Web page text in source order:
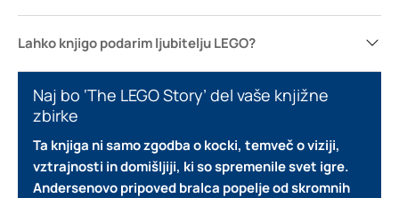
Lahko knjigo podarim ljubitelju LEGO?
Naj bo ‘The LEGO Story’ del vaše knjižne
zbirke
Ta knjiga ni samo zgodba o kocki, temveč o viziji,
vztrajnosti in domišljiji, ki so spremenile svet igre.
Andersenovo pripoved bralca popelje od skromnih